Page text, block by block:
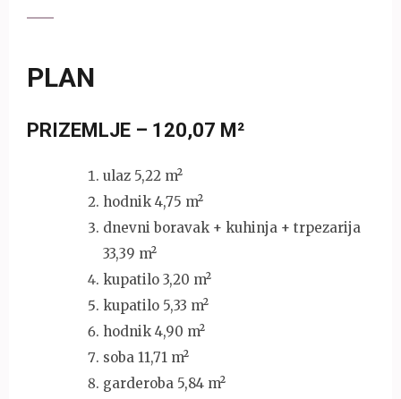
PLAN
PRIZEMLJE – 120,07 M²
ulaz 5,22 m²
hodnik 4,75 m²
dnevni boravak + kuhinja + trpezarija
33,39 m²
kupatilo 3,20 m²
kupatilo 5,33 m²
hodnik 4,90 m²
soba 11,71 m²
garderoba 5,84 m²